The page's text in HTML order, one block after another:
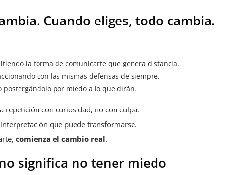
Cuando eliges, todo cambia.
la forma de comunicarte que genera distancia.
con las mismas defensas de siempre.
por miedo a lo que dirán.
repetición con curiosidad, no con culpa.
que puede transformarse.
comienza el cambio real.
significa no tener miedo